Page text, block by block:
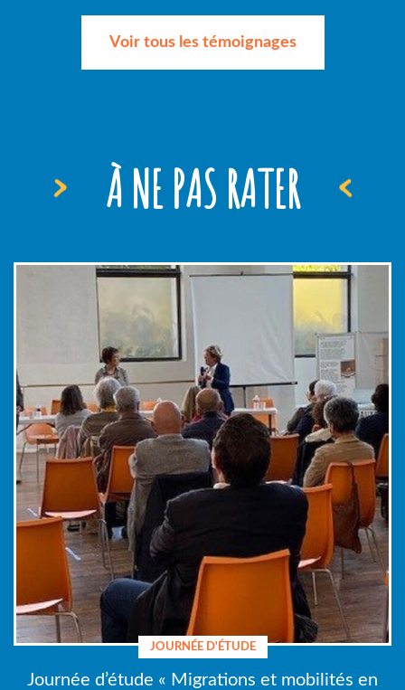
Voir tous les témoignages
À NE PAS RATER
JOURNÉE D'ÉTUDE
Journée d’étude « Migrations et mobilités en